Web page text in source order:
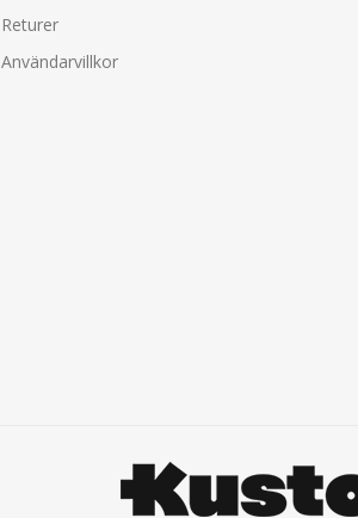
Returer
Användarvillkor